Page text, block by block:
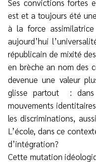
Ses convictions fortes
est et a toujours été
à la force assimilatrice
aujourd’hui
républicain de mixité
en brèche an nom des
devenue une valeur
glisse partout : dans
mouvements
les discriminations,
L’école, dans ce
d’intégration?
Cette mutation